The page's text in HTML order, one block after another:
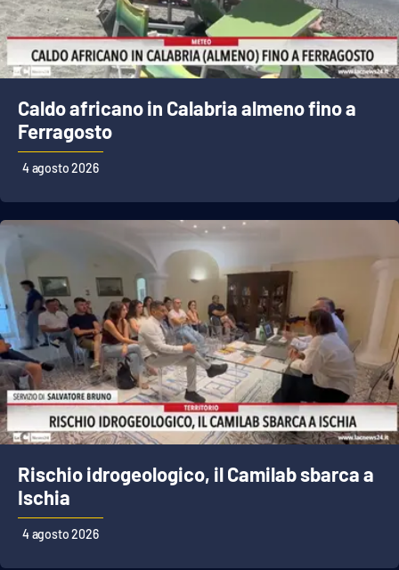
Caldo africano in Calabria almeno fino a
Ferragosto
4 agosto 2026
Rischio idrogeologico, il Camilab sbarca a
Ischia
4 agosto 2026